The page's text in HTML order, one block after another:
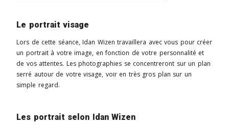
Le portrait visage
Lors de cette séance, Idan Wizen travaillera avec vous pour créer
un portrait à votre image, en fonction de votre personnalité et
de vos attentes. Les photographies se concentreront sur un plan
serré autour de votre visage, voir en très gros plan sur un
simple regard.
Les portrait selon Idan Wizen